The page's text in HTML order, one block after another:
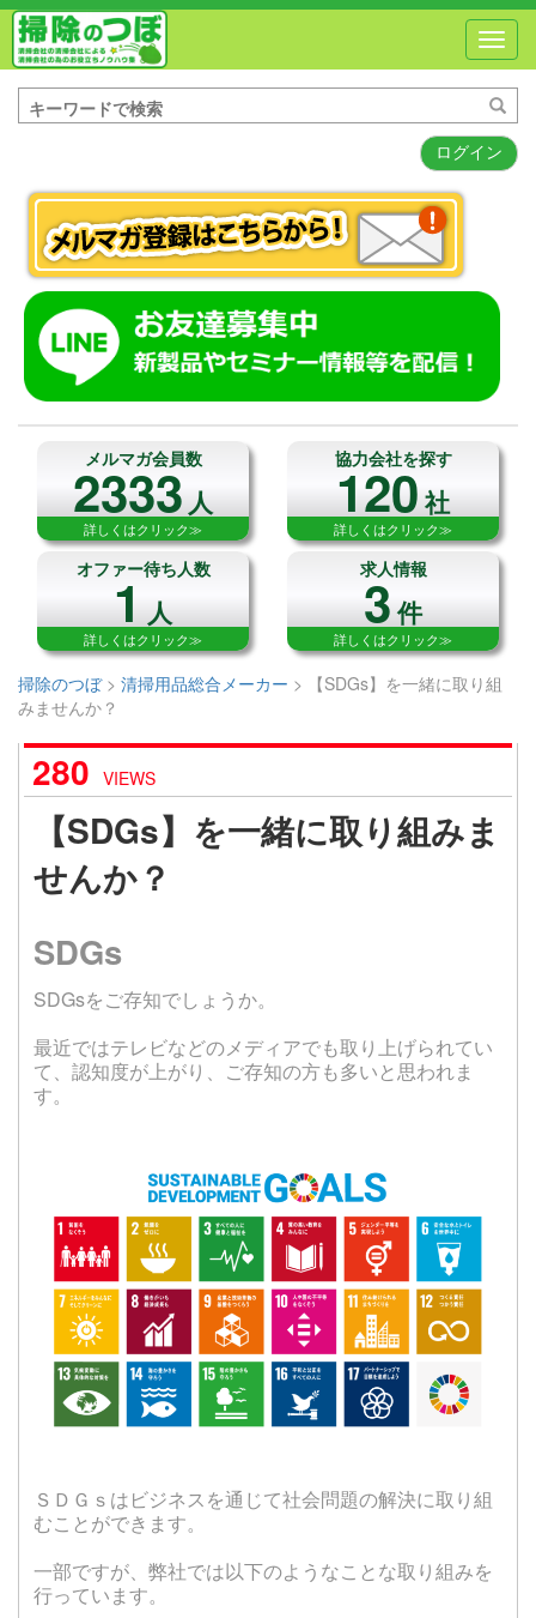
ログイン
メルマガ会員数
2333人
詳しくはクリック≫
協力会社を探す
120社
詳しくはクリック≫
オファー待ち人数
1人
詳しくはクリック≫
求人情報
3件
詳しくはクリック≫
掃除のつぼ> 清掃用品総合メーカー >
【SDGs】を一緒に取り組
みませんか？
280 VIEWS
【SDGs】を一緒に取り組みま
せんか？
SDGs
SDGsをご存知でしょうか。
最近ではテレビなどのメディアでも取り上げられてい
て、認知度が上がり、ご存知の方も多いと思われま
す。
ＳＤＧｓはビジネスを通じて社会問題の解決に取り組
むことができます。
一部ですが、弊社では以下のようなことな取り組みを
行っています。